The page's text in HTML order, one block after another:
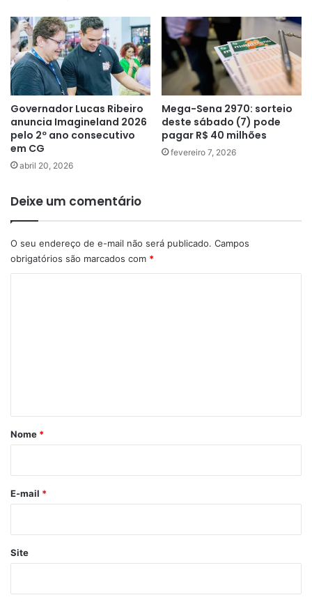
Governador Lucas Ribeiro
anuncia Imagineland 2026
pelo 2º ano consecutivo
em CG
abril 20, 2026
Mega-Sena 2970: sorteio
deste sábado (7) pode
pagar R$ 40 milhões
fevereiro 7, 2026
Deixe um comentário
O seu endereço de e-mail não será publicado. Campos
obrigatórios são marcados com *
r
*
Nome *
E-mail *
Site